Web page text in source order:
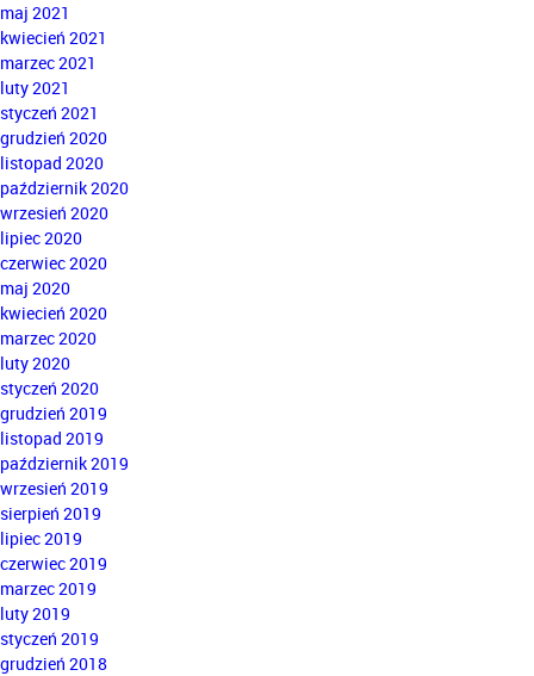
maj 2021
kwiecień 2021
marzec 2021
luty 2021
styczeń 2021
grudzień 2020
listopad 2020
październik 2020
wrzesień 2020
lipiec 2020
czerwiec 2020
maj 2020
kwiecień 2020
marzec 2020
luty 2020
styczeń 2020
grudzień 2019
listopad 2019
październik 2019
wrzesień 2019
sierpień 2019
lipiec 2019
czerwiec 2019
marzec 2019
luty 2019
styczeń 2019
grudzień 2018